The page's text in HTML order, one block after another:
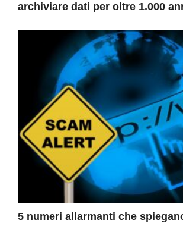
archiviare dati per oltre 1.000
5 numeri allarmanti che